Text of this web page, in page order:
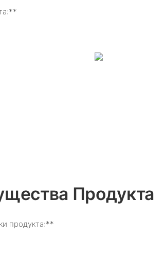
Продукта
продукта:**